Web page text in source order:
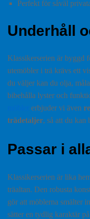
Perfekt för såväl
Underhåll
Klassikerserien är byggd
utemöbler i trä krävs ett
du väljer kan du olja,
bibehålla lyster och
erbjuder vi även
trädetaljer, så att du kan
Passar i
Klassikerserien är lika
träaltan. Den robusta
gör att möblerna smälter
sätter en tydlig karaktär